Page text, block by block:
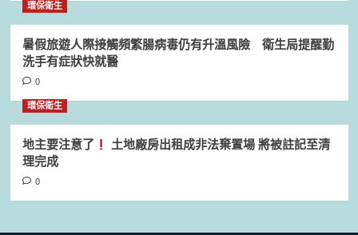
環保衛生
暑假旅遊人際接觸頻繁腸病毒仍有升溫風險 衛生局提醒勤
洗手有症狀快就醫
0
環保衛生
地主要注意了
土地廠房出租成非法棄置場 將被註記至清
理完成
0